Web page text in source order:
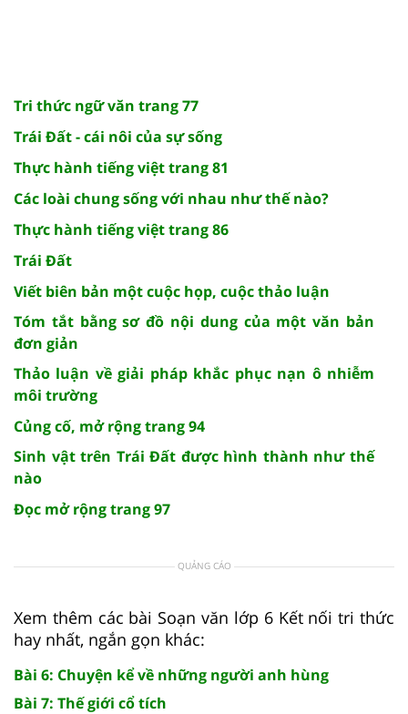
Tri thức ngữ văn trang 77
Trái Đất - cái nôi của sự sống
Thực hành tiếng việt trang 81
Các loài chung sống với nhau như thế nào?
Thực hành tiếng việt trang 86
Trái Đất
Viết biên bản một cuộc họp, cuộc thảo luận
Tóm tắt bằng sơ đồ nội dung của một văn bản
đơn giản
Thảo luận về giải pháp khắc phục nạn ô nhiễm
môi trường
Củng cố, mở rộng trang 94
Sinh vật trên Trái Đất được hình thành như thế
nào
Đọc mở rộng trang 97
QUẢNG CÁO
Xem thêm các bài Soạn văn lớp 6 Kết nối tri thức
hay nhất, ngắn gọn khác:
Bài 6: Chuyện kể về những người anh hùng
Bài 7: Thế giới cổ tích